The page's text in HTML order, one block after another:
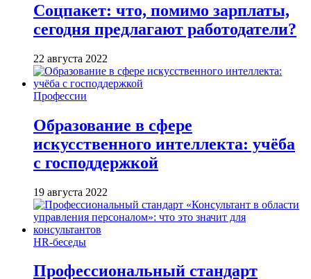
Соцпакет: что, помимо зарплаты,
сегодня предлагают работодатели?
22 августа 2022
Профессии
Образование в сфере
искусственного интеллекта: учёба
с господдержкой
19 августа 2022
HR-беседы
Профессиональный стандарт